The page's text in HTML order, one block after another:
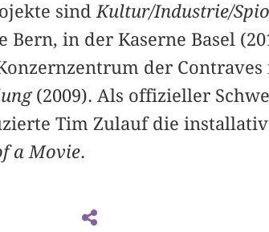
sind Kultur/Industrie/
in der Kaserne Basel
der
(2009). Als offizieller
Tim Zulauf die
a Movie.